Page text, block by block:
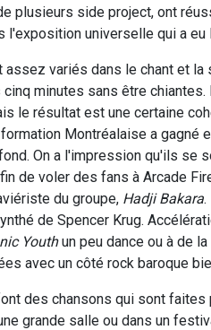
plusieurs side project, ont
l'exposition universelle qui a eu
assez variés dans le chant et
minutes sans être
le résultat est une certaine
Montréalaise a
On a l'impression qu'ils se
de voler des fans à Arcade
du groupe, Hadji Bakara
de Spencer Krug.
Youthun peu dance ou à de
avec un côté rock baroque
des chansons qui sont
grande salle ou dans un